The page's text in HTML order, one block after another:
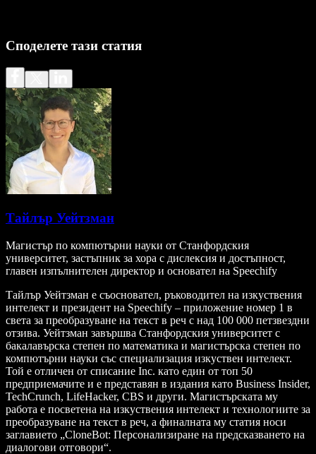
Споделете тази статия
Тайлър Уейтзман
Магистър по компютърни науки от Станфордския
университет, застъпник за хора с дислексия и достъпност,
главен изпълнителен директор и основател на Speechify
Тайлър Уейтзман е съосновател, ръководител на изкуствения
интелект и президент на Speechify – приложение номер 1 в
света за преобразуване на текст в реч с над 100 000 петзвездни
отзива. Уейтзман завършва Станфордския университет с
бакалавърска степен по математика и магистърска степен по
компютърни науки със специализация изкуствен интелект.
Той е отличен от списание Inc. като един от топ 50
предприемачите и е представян в издания като Business Insider,
TechCrunch, LifeHacker, CBS и други. Магистърската му
работа е посветена на изкуствения интелект и технологиите за
преобразуване на текст в реч, а финалната му статия носи
заглавието „CloneBot: Персонализиране на предсказването на
диалогови отговори“.